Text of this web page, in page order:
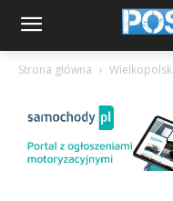
Strona główna